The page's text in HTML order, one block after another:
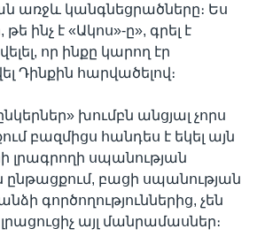
առջև կանգնեցրածները։ Ես
թե ինչ է «Ակոս»-ը», գրել է
որ ինքը կարող էր
Դինքին հարվածելով։
խումբն անցյալ չորս
բազմիցս հանդես է եկել այն
լրագրողի սպանության
ընթացքում, բացի սպանության
գործողություններից, չեն
այլ մանրամասներ։